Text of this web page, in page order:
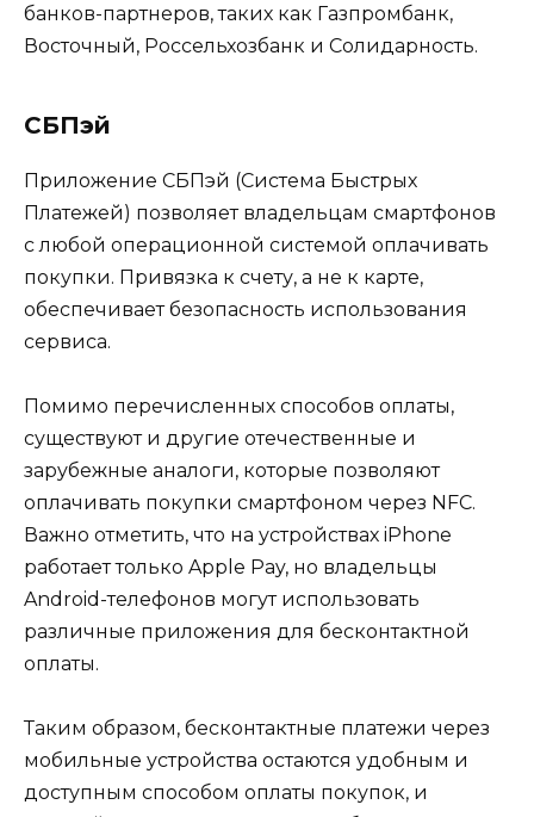
банков-партнеров, таких как Газпромбанк,
Восточный, Россельхозбанк и Солидарность.
СБПэй
Приложение СБПэй (Система Быстрых
Платежей) позволяет владельцам смартфонов
с любой операционной системой оплачивать
покупки. Привязка к счету, а не к карте,
обеспечивает безопасность использования
сервиса.
Помимо перечисленных способов оплаты,
существуют и другие отечественные и
зарубежные аналоги, которые позволяют
оплачивать покупки смартфоном через NFC.
Важно отметить, что на устройствах iPhone
работает только Apple Pay, но владельцы
Android-телефонов могут использовать
различные приложения для бесконтактной
оплаты.
Таким образом, бесконтактные платежи через
мобильные устройства остаются удобным и
доступным способом оплаты покупок, и